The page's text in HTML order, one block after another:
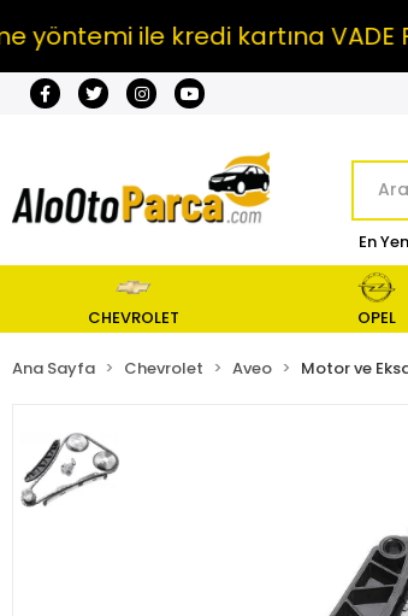
ile kredi kartına VADE
En
CHEVROLET OPEL
Ana Sayfa Chevrolet Aveo Motor ve